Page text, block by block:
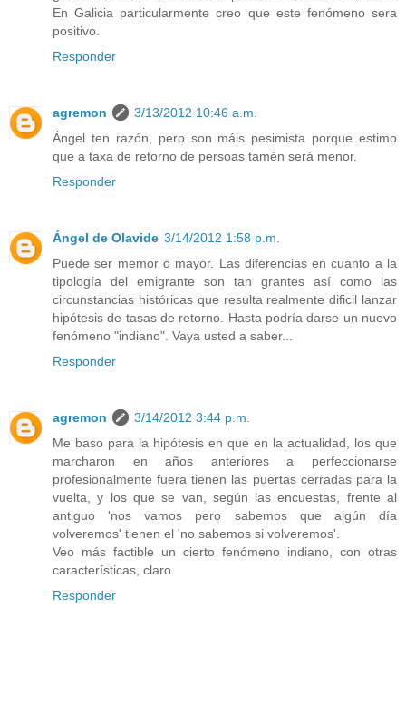
En Galicia particularmente creo que este fenómeno sera
positivo.
Responder
agremon
3/13/2012 10:46 a.m.
Ángel ten razón, pero son máis pesimista porque estimo
que a taxa de retorno de persoas tamén será menor.
Responder
Ángel de Olavide 3/14/2012 1:58 p.m.
Puede ser memor o mayor. Las diferencias en cuanto a la
tipología del emigrante son tan grantes así como las
circunstancias históricas que resulta realmente dificil lanzar
hipótesis de tasas de retorno. Hasta podría darse un nuevo
fenómeno "indiano". Vaya usted a saber...
Responder
agremon
3/14/2012 3:44 p.m.
Me baso para la hipótesis en que en la actualidad, los que
marcharon en años anteriores a perfeccionarse
profesionalmente fuera tienen las puertas cerradas para la
vuelta, y los que se van, según las encuestas, frente al
antiguo 'nos vamos pero sabemos que algún día
volveremos' tienen el 'no sabemos si volveremos'.
Veo más factible un cierto fenómeno indiano, con otras
características, claro.
Responder